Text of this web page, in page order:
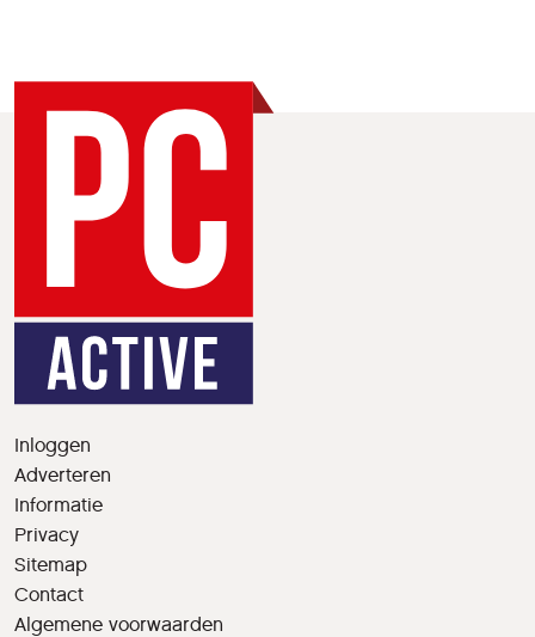
Inloggen
Adverteren
Informatie
Privacy
Sitemap
Contact
Algemene voorwaarden